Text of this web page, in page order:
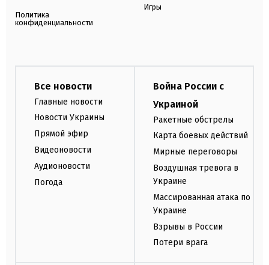
Политика
конфиденциальности
Игры
Все новости
Главные новости
Новости Украины
Прямой эфир
Видеоновости
Аудионовости
Погода
Война России с
Украиной
Ракетные обстрелы
Карта боевых действий
Мирные переговоры
Воздушная тревога в
Украине
Массированная атака по
Украине
Взрывы в России
Потери врага